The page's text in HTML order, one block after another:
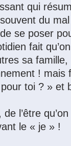
qui
du
se poser
fait
sa
! mais
toi ? » et
l’être
le « je » !